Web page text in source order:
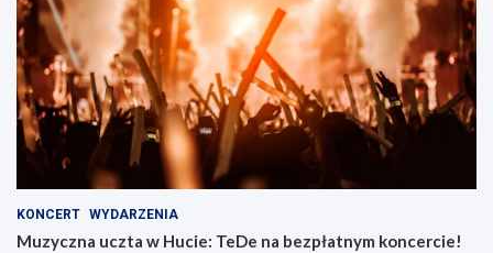
KONCERT WYDARZENIA
Muzyczna uczta w Hucie: TeDe na bezpłatnym koncercie!